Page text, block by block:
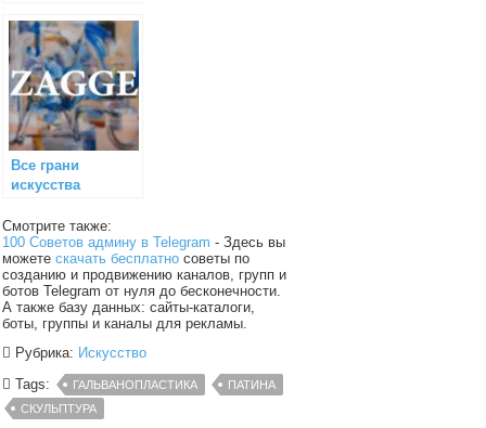
Все грани
искусства
Смотрите также:
100 Советов админу в Telegram - Здесь вы
можетескачать бесплатно советы по
созданию и продвижению каналов, групп и
ботов Telegram от нуля до бесконечности.
А также базу данных: сайты-каталоги,
боты, группы и каналы для рекламы.
Рубрика: Искусство
Tags:
ГАЛЬВАНОПЛАСТИКА
ПАТИНА
СКУЛЬПТУРА